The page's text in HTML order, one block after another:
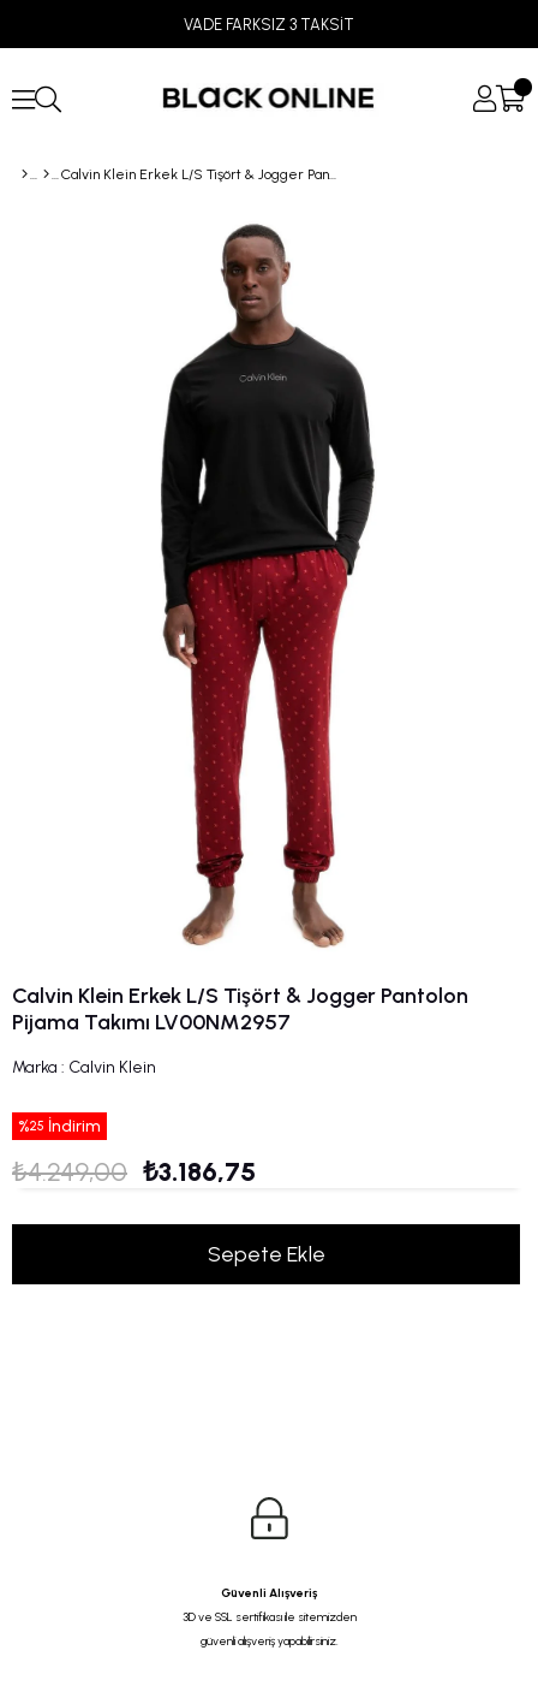
VADE FARKSIZ 3 TAKSİT
Calvin Klein Erkek L/S Tişört & Jogger Pantolon Pijama Takımı LV00NM2957
Calvin Klein Erkek L/S Tişört & Jogger Pantolon
Pijama Takımı LV00NM2957
Marka : Calvin Klein
%25 İndirim
₺4.249,00 ₺3.186,75
Güvenli Alışveriş
3D ve SSL sertifikası ile sitemizden
güvenli alışveriş yapabilirsiniz.